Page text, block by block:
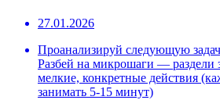
27.01.2026
Проанализируй следующую
Разбей на микрошаги — раздели
мелкие, конкретные действия
занимать 5-15 минут)